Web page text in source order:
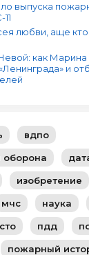
вдпо
оборона
изобретение
мчс наука
пдд
пожарный
выпуска
любви, аще
как Марина
и